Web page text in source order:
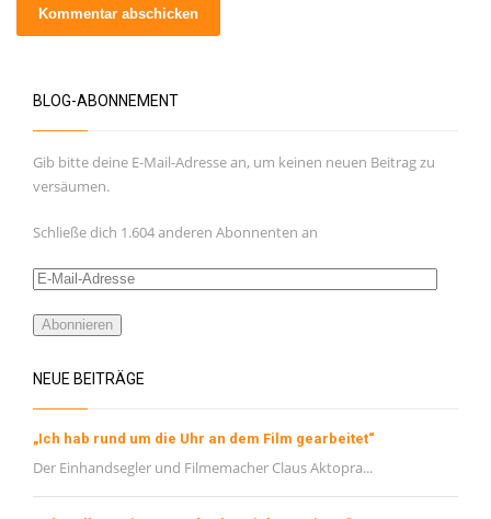
BLOG-ABONNEMENT
Gib bitte deine E-Mail-Adresse an, um keinen neuen Beitrag zu
versäumen.
Schließe dich 1.604 anderen Abonnenten an
E-
Adresse
Abonnieren
NEUE BEITRÄGE
„Ich hab rund um die Uhr an dem Film gearbeitet“
Der Einhandsegler und Filmemacher Claus Aktopra...